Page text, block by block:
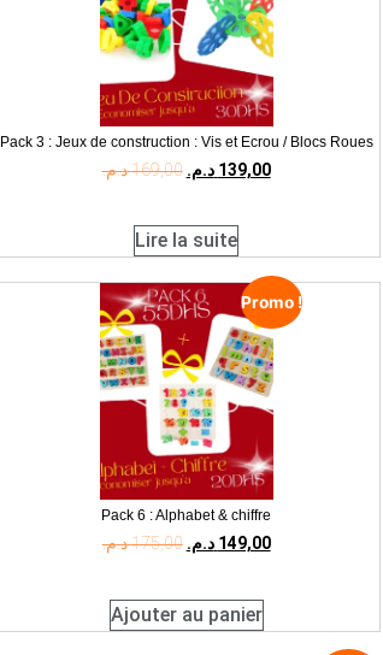
Pack 3 : Jeux de construction : Vis et Ecrou / Blocs Roues
169,00د.م. 139,00 د.م.
Lire la suite
Promo !
Pack 6 : Alphabet & chiffre
175,00د.م. 149,00 د.م.
Ajouter au panier